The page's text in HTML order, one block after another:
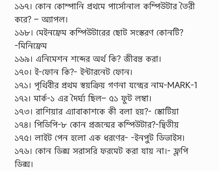
১৬৭। কোন কোম্পানি প্রথমে পার্সোনাল কম্পিউটার তৈরী
করে? – অ্যাপল।
১৬৮। মেইনফ্রেম কম্পিউটারের ছোট সংস্করণ কোনটি?
-মিনিফ্রেম
১৬৯। এনিমেশন শব্দের অর্থ কি? জীবন্ত করা।
১৭০। ই-ফোন কি?- ইন্টারনেট ফোন।
১৭১। পৃথিবীর প্রথম স্বয়ক্রিয় গণনা যন্ত্রের নাম-MARK-1
১৭২। মার্ক-১ এর দৈর্ঘ্য ছিল– ৫১ ফুট লম্বা।
১৭৩। রাশিয়ার এ্যাবাকাশকে কী বলা হয়?- স্কোটিয়া
১৭৪। পিডিপি-৮ কোন প্রজন্মের কম্পিউটার?-দ্বিতীয়
১৭৫। লাইট পেন হলো এক ধরণের- -ইনপুট ডিভাইস।
১৭৬। কোন ডিক্স সরাসরি ফরমেট করা যায় না।- ফ্লপি
ডিক্স।